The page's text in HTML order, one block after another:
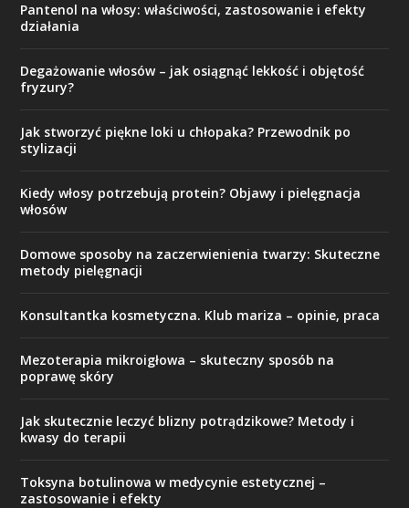
Pantenol na włosy: właściwości, zastosowanie i efekty
działania
Degażowanie włosów – jak osiągnąć lekkość i objętość
fryzury?
Jak stworzyć piękne loki u chłopaka? Przewodnik po
stylizacji
Kiedy włosy potrzebują protein? Objawy i pielęgnacja
włosów
Domowe sposoby na zaczerwienienia twarzy: Skuteczne
metody pielęgnacji
Konsultantka kosmetyczna. Klub mariza – opinie, praca
Mezoterapia mikroigłowa – skuteczny sposób na
poprawę skóry
Jak skutecznie leczyć blizny potrądzikowe? Metody i
kwasy do terapii
Toksyna botulinowa w medycynie estetycznej –
zastosowanie i efekty